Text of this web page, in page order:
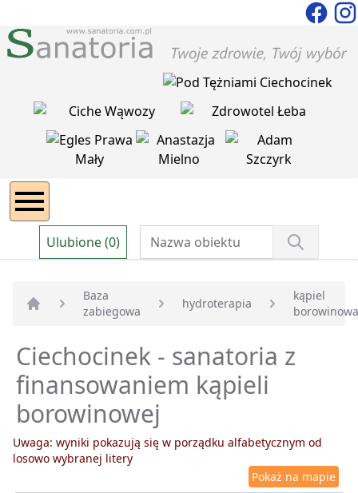
Ulubione (0)
Strona główna
Baza
zabiegowa
hydroterapia
kąpiel
borowinowa
Ciechocinek - sanatoria z
finansowaniem kąpieli
borowinowej
Uwaga: wyniki pokazują się w porządku alfabetycznym od
losowo wybranej litery
Pokaż na mapie